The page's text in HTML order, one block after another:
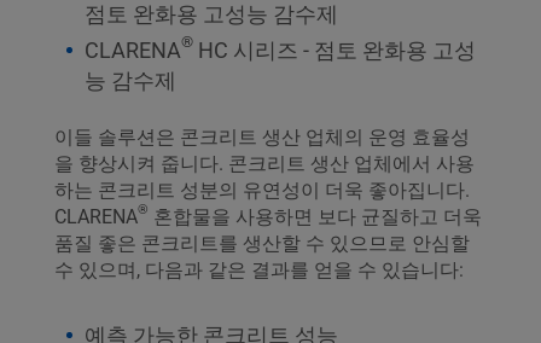
점토 완화용 고성능 감수제
CLARENA® HC 시리즈 - 점토 완화용 고성
능 감수제
이들 솔루션은 콘크리트 생산 업체의 운영 효율성
을 향상시켜 줍니다. 콘크리트 생산 업체에서 사용
하는 콘크리트 성분의 유연성이 더욱 좋아집니다.
CLARENA® 혼합물을 사용하면 보다 균질하고 더욱
품질 좋은 콘크리트를 생산할 수 있으므로 안심할
수 있으며, 다음과 같은 결과를 얻을 수 있습니다:
예측 가능한 콘크리트 성능